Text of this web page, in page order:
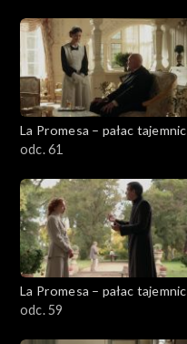
La Promesa – pałac tajemnic
odc. 61
La Promesa – pałac tajemnic
odc. 59